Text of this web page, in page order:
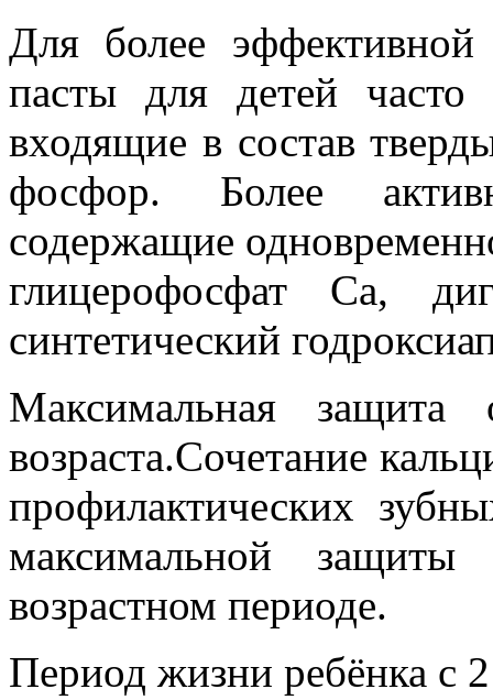
Для более
пасты для детей
входящие в состав
фосфор. Более
содержащие
глицерофосфат Ca,
синтетический
Максимальная защита
возраста.Сочетание
профилактических
максимальной
возрастном периоде.
Период жизни ребёнка с 2